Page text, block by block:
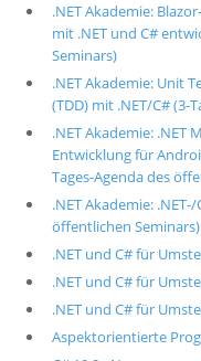
.NET Akademie:
mit .NET und C#
Seminars)
.NET Akademie: Unit
(TDD) mit .NET/C# (3-
.NET Akademie: .NET
Entwicklung für
Tages-Agenda des
.NET Akademie:
öffentlichen Seminars)
.NET und C# für
.NET und C# für
.NET und C# für
Aspektorientierte